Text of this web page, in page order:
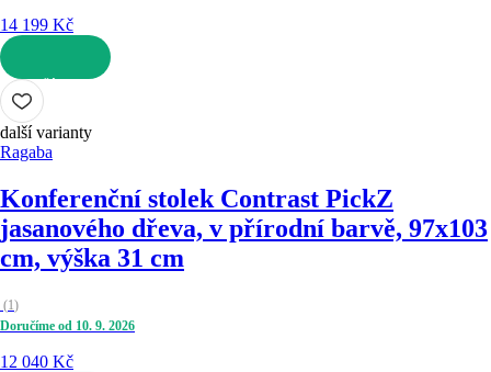
14 199 Kč
DO KOŠÍKU
další varianty
Ragaba
Konferenční stolek Contrast PickZ
jasanového dřeva, v přírodní barvě, 97x103
cm, výška 31 cm
(1)
Doručíme od 10. 9. 2026
12 040 Kč